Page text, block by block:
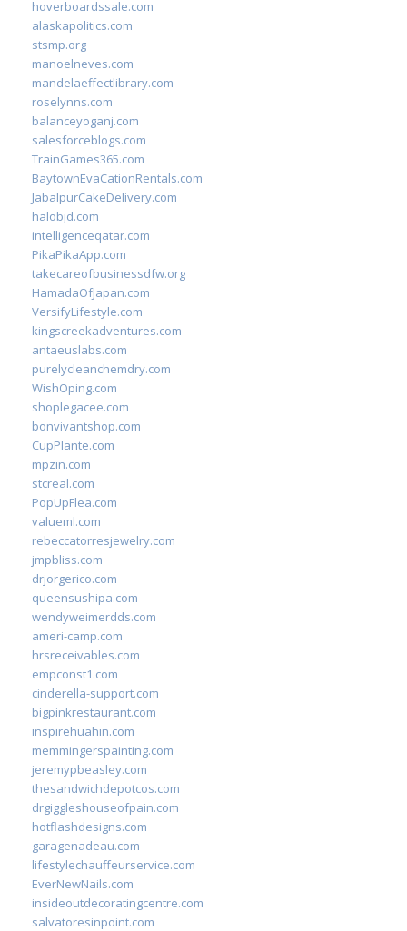
hoverboardssale.com
alaskapolitics.com
stsmp.org
manoelneves.com
mandelaeffectlibrary.com
roselynns.com
balanceyoganj.com
salesforceblogs.com
TrainGames365.com
BaytownEvaCationRentals.com
JabalpurCakeDelivery.com
halobjd.com
intelligenceqatar.com
PikaPikaApp.com
takecareofbusinessdfw.org
HamadaOfJapan.com
VersifyLifestyle.com
kingscreekadventures.com
antaeuslabs.com
purelycleanchemdry.com
WishOping.com
shoplegacee.com
bonvivantshop.com
CupPlante.com
mpzin.com
stcreal.com
PopUpFlea.com
valueml.com
rebeccatorresjewelry.com
jmpbliss.com
drjorgerico.com
queensushipa.com
wendyweimerdds.com
ameri-camp.com
hrsreceivables.com
empconst1.com
cinderella-support.com
bigpinkrestaurant.com
inspirehuahin.com
memmingerspainting.com
jeremypbeasley.com
thesandwichdepotcos.com
drgiggleshouseofpain.com
hotflashdesigns.com
garagenadeau.com
lifestylechauffeurservice.com
EverNewNails.com
insideoutdecoratingcentre.com
salvatoresinpoint.com